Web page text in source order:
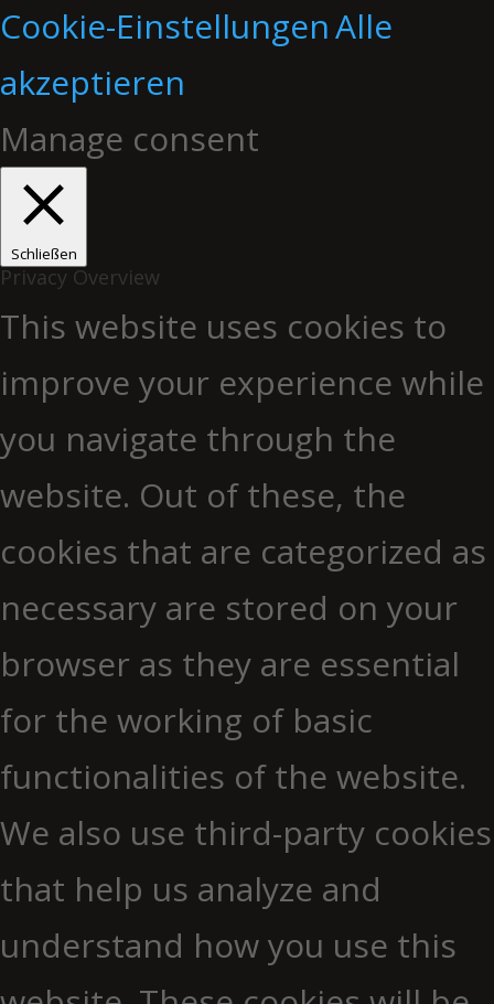
Cookie-EinstellungenAlle
akzeptieren
Manage consent
Schließen
Privacy Overview
This website uses cookies to
improve your experience while
you navigate through the
website. Out of these, the
cookies that are categorized as
necessary are stored on your
browser as they are essential
for the working of basic
functionalities of the website.
We also use third-party cookies
that help us analyze and
understand how you use this